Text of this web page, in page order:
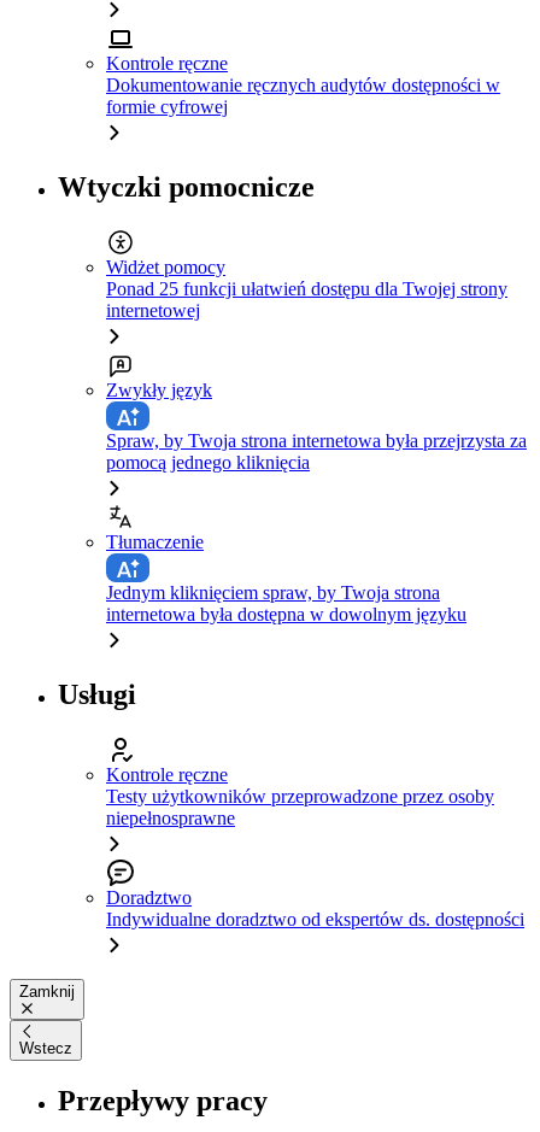
Kontrole ręczne
Dokumentowanie ręcznych audytów dostępności w
formie cyfrowej
Wtyczki pomocnicze
Widżet pomocy
Ponad 25 funkcji ułatwień dostępu dla Twojej strony
internetowej
Zwykły język
Spraw, by Twoja strona internetowa była przejrzysta za
pomocą jednego kliknięcia
Tłumaczenie
Jednym kliknięciem spraw, by Twoja strona
internetowa była dostępna w dowolnym języku
Usługi
Kontrole ręczne
Testy użytkowników przeprowadzone przez osoby
niepełnosprawne
Doradztwo
Indywidualne doradztwo od ekspertów ds. dostępności
Zamknij
Wstecz
Przepływy pracy